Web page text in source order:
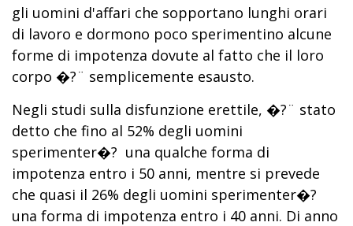
gli uomini d'affari che sopportano lunghi orari
di lavoro e dormono poco sperimentino alcune
forme di impotenza dovute al fatto che il loro
corpo �?¨ semplicemente esausto.
Negli studi sulla disfunzione erettile, �?¨ stato
detto che fino al 52% degli uomini
sperimenter�? una qualche forma di
impotenza entro i 50 anni, mentre si prevede
che quasi il 26% degli uomini sperimenter�?
una forma di impotenza entro i 40 anni. Di anno